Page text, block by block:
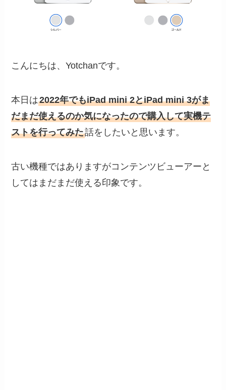
こんにちは、Yotchanです。
本日は2022年でもiPad mini 2とiPad mini 3がま
だまだ使えるのか気になったので購入して実機テ
ストを行ってみた話をしたいと思います。
古い機種ではありますがコンテンツビューアーと
してはまだまだ使える印象です。